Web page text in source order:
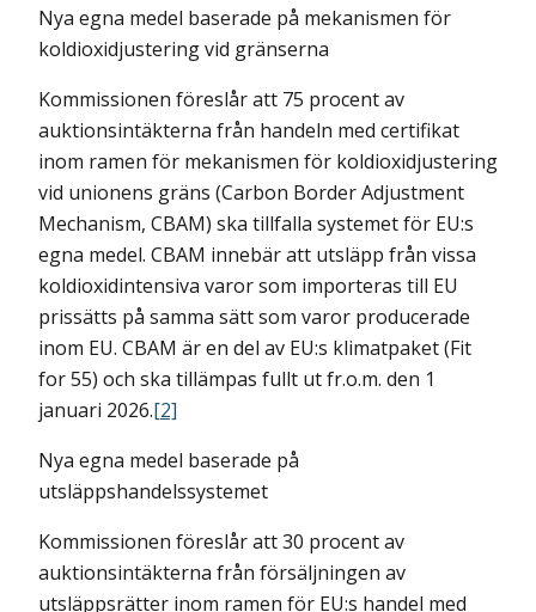
Nya egna medel baserade på mekanismen för
koldioxidjustering vid gränserna
Kommissionen föreslår att 75 procent av
auktionsintäkterna från handeln med certifikat
inom ramen för mekanismen för koldioxidjustering
vid unionens gräns (Carbon Border Adjustment
Mechanism, CBAM) ska tillfalla systemet för EU:s
egna medel. CBAM innebär att utsläpp från vissa
koldioxidintensiva varor som importeras till EU
prissätts på samma sätt som varor producerade
inom EU. CBAM är en del av EU:s klimatpaket (Fit
for 55) och ska tillämpas fullt ut fr.o.m. den 1
januari 2026.[2]
Nya egna medel baserade på
utsläppshandelssystemet
Kommissionen föreslår att 30 procent av
auktionsintäkterna från försäljningen av
utsläppsrätter inom ramen för EU:s handel med